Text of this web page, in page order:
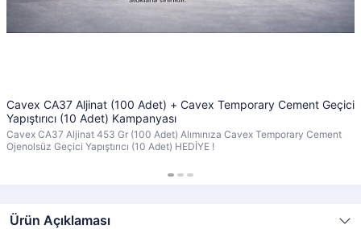
Cavex CA37 Aljinat (100 Adet) + Cavex Temporary Cement Geçici
Yapıştırıcı (10 Adet) Kampanyası
Cavex CA37 Aljinat 453 Gr (100 Adet) Alımınıza Cavex Temporary Cement
Ojenolsüz Geçici Yapıştırıcı (10 Adet) HEDİYE !
Ürün Açıklaması